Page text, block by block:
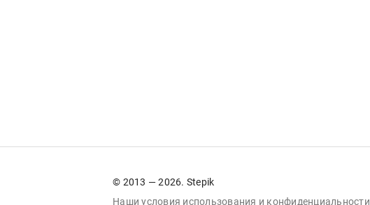
© 2013 — 2026. Stepik
Наши условия использования и конфиденциальности